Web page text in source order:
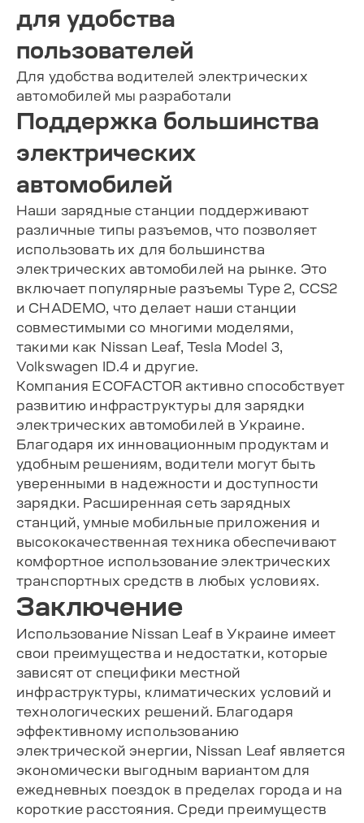
для удобства
пользователей
Для удобства водителей электрических
автомобилей мы разработали
Поддержка большинства
электрических
автомобилей
Наши зарядные станции поддерживают
различные типы разъемов, что позволяет
использовать их для большинства
электрических автомобилей на рынке. Это
включает популярные разъемы Type 2, CCS2
и CHADEMO, что делает наши станции
совместимыми со многими моделями,
такими как Nissan Leaf, Tesla Model 3,
Volkswagen ID.4 и другие.
Компания ECOFACTOR активно способствует
развитию инфраструктуры для зарядки
электрических автомобилей в Украине.
Благодаря их инновационным продуктам и
удобным решениям, водители могут быть
уверенными в надежности и доступности
зарядки. Расширенная сеть зарядных
станций, умные мобильные приложения и
высококачественная техника обеспечивают
комфортное использование электрических
транспортных средств в любых условиях.
Заключение
Использование Nissan Leaf в Украине имеет
свои преимущества и недостатки, которые
зависят от специфики местной
инфраструктуры, климатических условий и
технологических решений. Благодаря
эффективному использованию
электрической энергии, Nissan Leaf является
экономически выгодным вариантом для
ежедневных поездок в пределах города и на
короткие расстояния. Среди преимуществ